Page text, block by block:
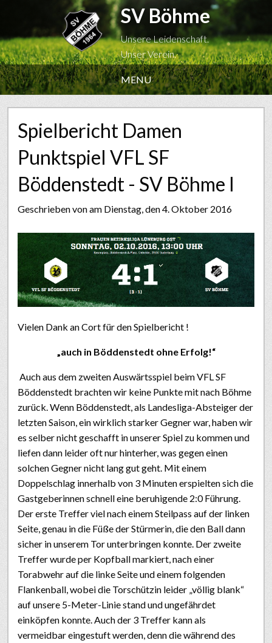
SV Böhme
Unsere Leidenschaft.
Unser Verein.
MENU
Spielbericht Damen
Punktspiel VFL SF
Böddenstedt - SV Böhme I
Geschrieben vonam Dienstag, den 4. Oktober 2016
Vielen Dank an Cort für den Spielbericht !
„auch in Böddenstedt ohne Erfolg!“
Auch aus dem zweiten Auswärtsspiel beim VFL SF
Böddenstedt brachten wir keine Punkte mit nach Böhme
zurück. Wenn Böddenstedt, als Landesliga-Absteiger der
letzten Saison, ein wirklich starker Gegner war, haben wir
es selber nicht geschafft in unserer Spiel zu kommen und
liefen dann leider oft nur hinterher, was gegen einen
solchen Gegner nicht lang gut geht. Mit einem
Doppelschlag innerhalb von 3 Minuten erspielten sich die
Gastgeberinnen schnell eine beruhigende 2:0 Führung.
Der erste Treffer viel nach einem Steilpass auf der linken
Seite, genau in die Füße der Stürmerin, die den Ball dann
sicher in unserem Tor unterbringen konnte. Der zweite
Treffer wurde per Kopfball markiert, nach einer
Torabwehr auf die linke Seite und einem folgenden
Flankenball, wobei die Torschützin leider „völlig blank“
auf unsere 5-Meter-Linie stand und ungefährdet
einköpfen konnte. Auch der 3 Treffer kann als
vermeidbar eingestuft werden, denn die während des